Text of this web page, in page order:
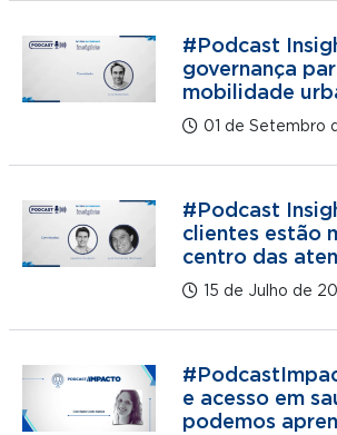
#Podcast
governança
mobilidade
01 de Setembro
#Podcast
clientes estão
centro das
15 de Julho de
e acesso em
podemos